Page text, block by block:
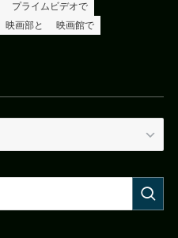
プライムビデオで
映画部と 映画館で